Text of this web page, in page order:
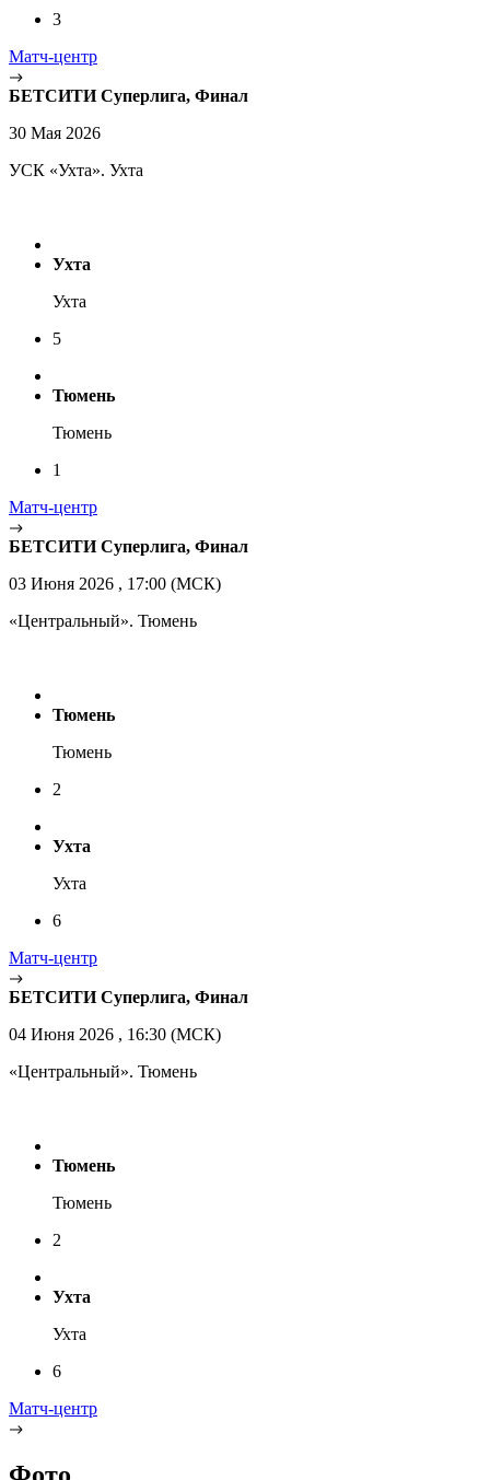
3
Матч-центр
БЕТСИТИ Суперлига, Финал
30 Мая 2026
УСК «Ухта». Ухта
Ухта
Ухта
5
Тюмень
Тюмень
1
Матч-центр
БЕТСИТИ Суперлига, Финал
03 Июня 2026 , 17:00 (МСК)
«Центральный». Тюмень
Тюмень
Тюмень
2
Ухта
Ухта
6
Матч-центр
БЕТСИТИ Суперлига, Финал
04 Июня 2026 , 16:30 (МСК)
«Центральный». Тюмень
Тюмень
Тюмень
2
Ухта
Ухта
6
Матч-центр